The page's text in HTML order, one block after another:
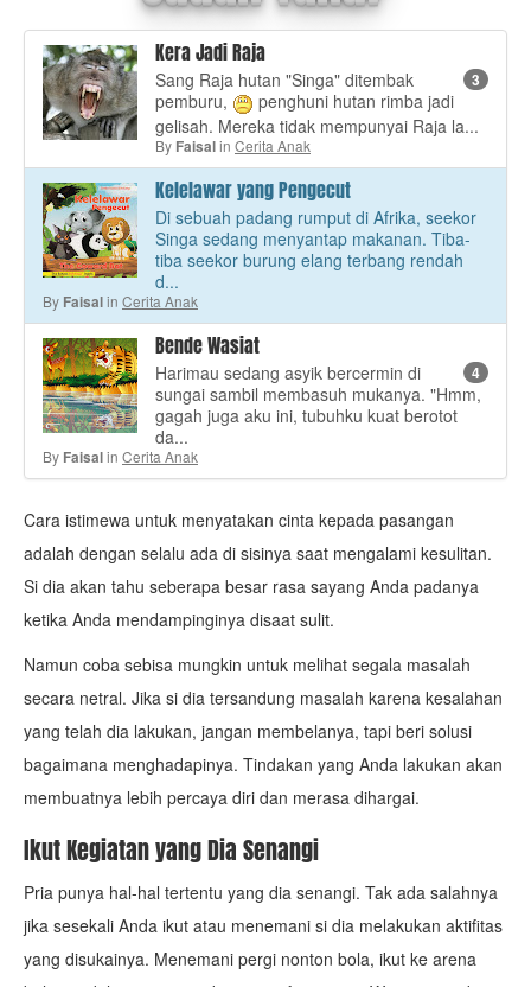
Kera Jadi Raja
3
Sang Raja hutan "Singa" ditembak
pemburu,
penghuni hutan rimba jadi
gelisah. Mereka tidak mempunyai Raja la...
By Faisalin Cerita Anak
Kelelawar yang Pengecut
Di sebuah padang rumput di Afrika, seekor
Singa sedang menyantap makanan. Tiba-
tiba seekor burung elang terbang rendah
d...
By Faisalin Cerita Anak
Bende Wasiat
4
Harimau sedang asyik bercermin di
sungai sambil membasuh mukanya. "Hmm,
gagah juga aku ini, tubuhku kuat berotot
da...
By Faisalin Cerita Anak
Cara istimewa untuk menyatakan cinta kepada pasangan
adalah dengan selalu ada di sisinya saat mengalami kesulitan.
Si dia akan tahu seberapa besar rasa sayang Anda padanya
ketika Anda mendampinginya disaat sulit.
Namun coba sebisa mungkin untuk melihat segala masalah
secara netral. Jika si dia tersandung masalah karena kesalahan
yang telah dia lakukan, jangan membelanya, tapi beri solusi
bagaimana menghadapinya. Tindakan yang Anda lakukan akan
membuatnya lebih percaya diri dan merasa dihargai.
Ikut Kegiatan yang Dia Senangi
Pria punya hal-hal tertentu yang dia senangi. Tak ada salahnya
jika sesekali Anda ikut atau menemani si dia melakukan aktifitas
yang disukainya. Menemani pergi nonton bola, ikut ke arena